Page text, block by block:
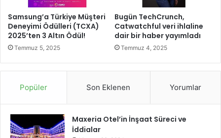
.Samsung’a Türkiye Müşteri
Deneyimi Ödülleri (TCXA)
2025’ten 3 Altın Ödül!
Temmuz 5, 2025
Bugün TechCrunch,
Catwatchful veri ihlaline
dair bir haber yayımladı
Temmuz 4, 2025
Popüler Son Eklenen Yorumlar
Maxeria Otel’in İnşaat Süreci ve
İddialar